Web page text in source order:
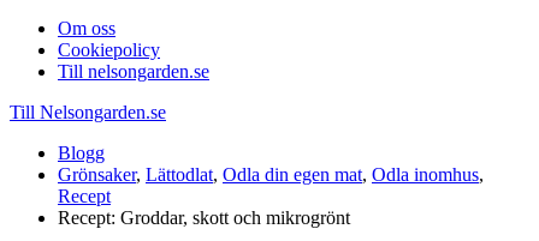
Om oss
Cookiepolicy
Till nelsongarden.se
Till Nelsongarden.se
Blogg
Grönsaker, Lättodlat, Odla din egen mat, Odla inomhus,
Recept
Recept: Groddar, skott och mikrogrönt